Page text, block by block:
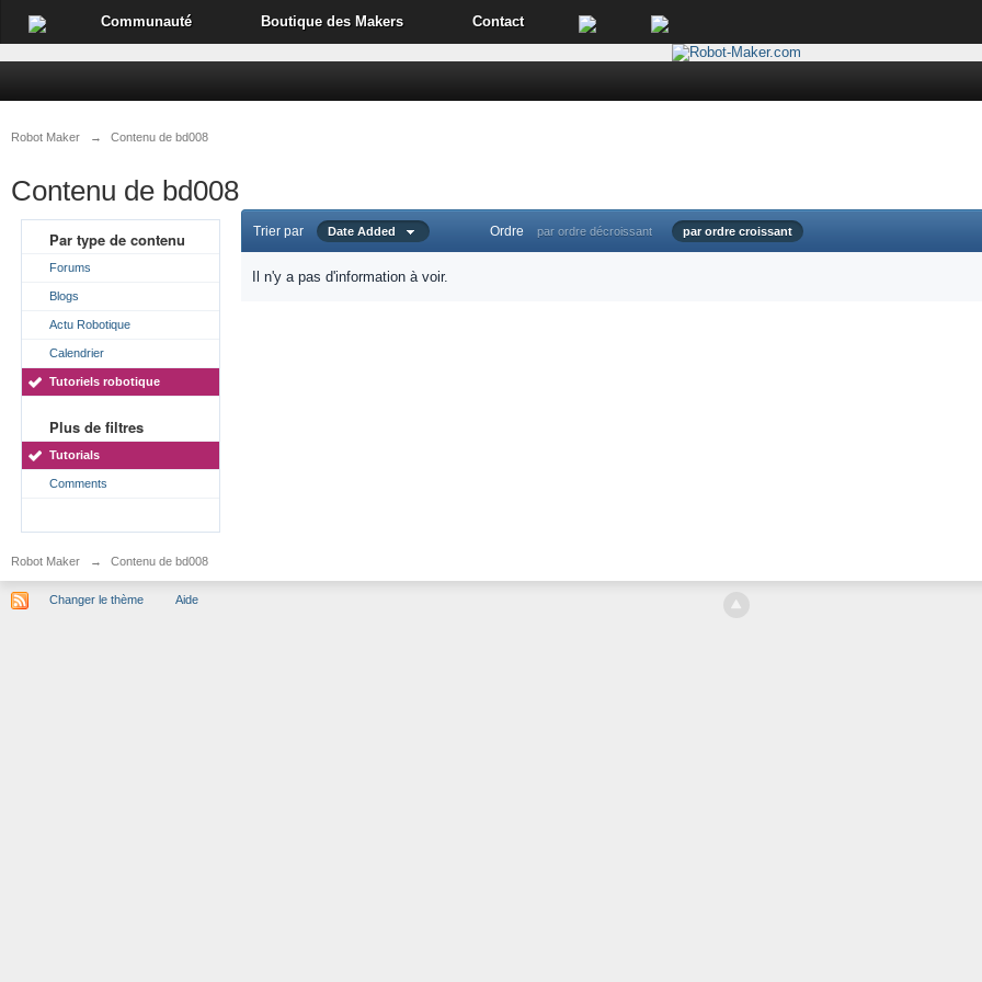
Communauté Boutique des Makers Contact
Robot Maker → Contenu de bd008
Contenu de bd008
Par type de contenu
Forums
Blogs
Actu Robotique
Calendrier
Tutoriels robotique
Plus de filtres
Tutorials
Comments
Trier par Date Added Ordre par ordre décroissant par ordre croissant
Il n'y a pas d'information à voir.
Robot Maker → Contenu de bd008
Changer le thème Aide